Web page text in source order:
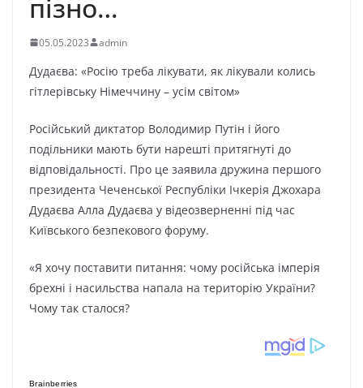
пізно…
05.05.2023 admin
Дудаєва: «Росію треба лікувати, як лікували колись
гітлерівську Німеччину – усім світом»
Російський диктатор Володимир Путін і його
подільники мають бути нарешті притягнуті до
відповідальності. Про це заявила дружина першого
президента Чеченської Республіки Ічкерія Джохара
Дудаєва Алла Дудаєва у відеозверненні під час
Київського безпекового форуму.
«Я хочу поставити питання: чому російська імперія
брехні і насильства напала на територію України?
Чому так сталося?